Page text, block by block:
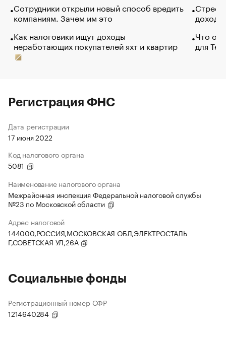
Сотрудники открыли новый способ вредить
компаниям. Зачем им это
Как налоговики ищут доходы
неработающих покупателей яхт и квартир
Что
для
Регистрация ФНС
Дата регистрации
17 июня 2022
Код налогового органа
5081
Наименование налогового органа
Межрайонная инспекция Федеральной налоговой службы
№23 по Московской области
Адрес налоговой
144000,РОССИЯ,МОСКОВСКАЯ ОБЛ,ЭЛЕКТРОСТАЛЬ
Г,СОВЕТСКАЯ УЛ,26А
Социальные фонды
Регистрационный номер СФР
1214640284